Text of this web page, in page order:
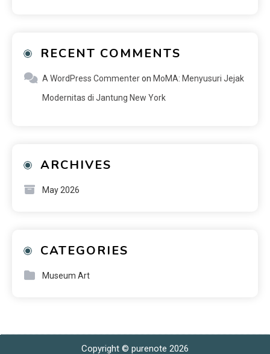
RECENT COMMENTS
A WordPress Commenteron MoMA: Menyusuri Jejak
Modernitas di Jantung New York
ARCHIVES
May 2026
CATEGORIES
Museum Art
Copyright © purenote 2026